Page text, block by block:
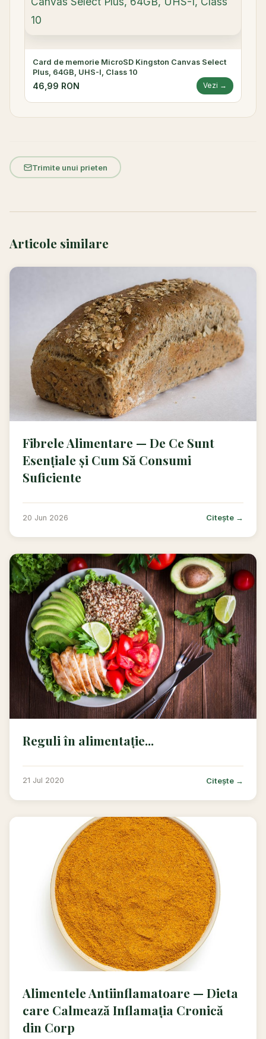
Card de memorie MicroSD Kingston Canvas Select
Plus, 64GB, UHS-I, Class 10
46,99 RON Vezi →
Trimite unui prieten
Articole similare
Fibrele Alimentare — De Ce Sunt
Esențiale și Cum Să Consumi
Suficiente
20 Jun 2026 Citește →
Reguli în alimentație...
21 Jul 2020 Citește →
Alimentele Antiinflamatoare — Dieta
care Calmează Inflamația Cronică
din Corp